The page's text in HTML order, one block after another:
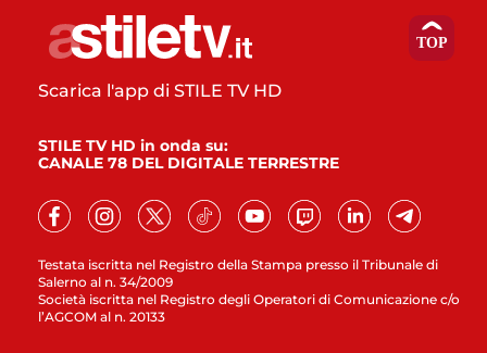
Testata iscritta nel Registro della Stampa presso il Tribunale di
Salerno al n. 34/2009
Società iscritta nel Registro degli Operatori di Comunicazione c/o
l’AGCOM al n. 20133
Scarica l'app di STILE TV HD
STILE TV HD in onda su:
CANALE 78 DEL DIGITALE TERRESTRE